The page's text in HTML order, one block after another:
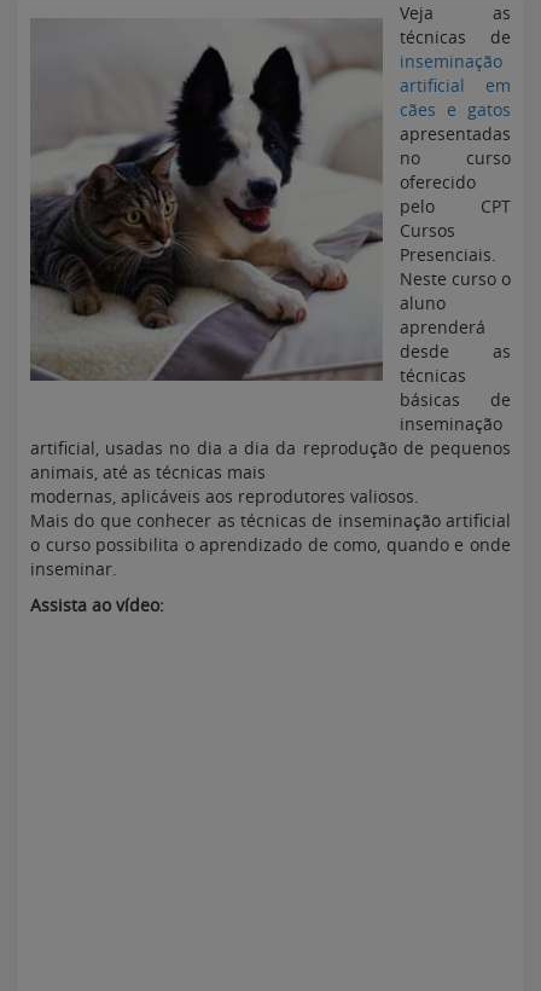
Veja as
técnicas de
inseminação
artificial em
cães e gatos
apresentadas
no curso
oferecido
pelo CPT
Cursos
Presenciais.
Neste curso o
aluno
aprenderá
desde as
técnicas
básicas de
inseminação
artificial, usadas no dia a dia da reprodução de pequenos
animais, até as técnicas mais
modernas, aplicáveis aos reprodutores valiosos.
Mais do que conhecer as técnicas de inseminação artificial
o curso possibilita o aprendizado de como, quando e onde
inseminar.
Assista ao vídeo: